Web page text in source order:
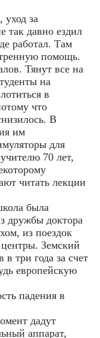
за
так давно ездил
работал. Там
помощь.
Тянут все на
на
в
что
В
им
для
70 лет,
читать лекции
была
дружбы доктора
из поездок
Земский
в три года за счет
европейскую
падения в
дадут
аппарат,